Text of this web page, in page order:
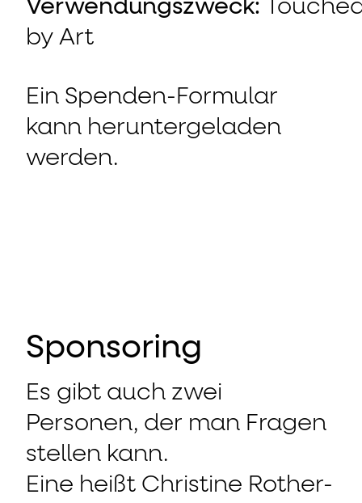
Verwendungszweck:
by Art
Ein Spenden-Formular
kann heruntergeladen
werden.
Sponsoring
Es gibt auch zwei
Personen, der man Fragen
stellen kann.
Eine heißt Christine Rother-